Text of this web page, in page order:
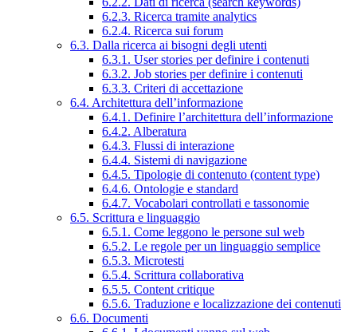
6.2.3. Ricerca tramite analytics
6.2.4. Ricerca sui forum
6.3. Dalla ricerca ai bisogni degli utenti
6.3.1. User stories per definire i contenuti
6.3.2. Job stories per definire i contenuti
6.3.3. Criteri di accettazione
6.4. Architettura dell’informazione
6.4.1. Definire l’architettura dell’informazione
6.4.2. Alberatura
6.4.3. Flussi di interazione
6.4.4. Sistemi di navigazione
6.4.5. Tipologie di contenuto (content type)
6.4.6. Ontologie e standard
6.4.7. Vocabolari controllati e tassonomie
6.5. Scrittura e linguaggio
6.5.1. Come leggono le persone sul web
6.5.2. Le regole per un linguaggio semplice
6.5.3. Microtesti
6.5.4. Scrittura collaborativa
6.5.5. Content critique
6.5.6. Traduzione e localizzazione dei contenuti
6.6. Documenti